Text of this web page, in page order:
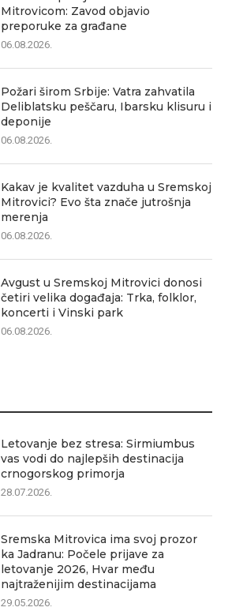
Mitrovicom: Zavod objavio
preporuke za građane
06.08.2026.
Požari širom Srbije: Vatra zahvatila
Deliblatsku peščaru, Ibarsku klisuru i
deponije
06.08.2026.
Kakav je kvalitet vazduha u Sremskoj
Mitrovici? Evo šta znače jutrošnja
merenja
06.08.2026.
Avgust u Sremskoj Mitrovici donosi
četiri velika događaja: Trka, folklor,
koncerti i Vinski park
06.08.2026.
Letovanje bez stresa: Sirmiumbus
vas vodi do najlepših destinacija
crnogorskog primorja
28.07.2026.
Sremska Mitrovica ima svoj prozor
ka Jadranu: Počele prijave za
letovanje 2026, Hvar među
najtraženijim destinacijama
29.05.2026.